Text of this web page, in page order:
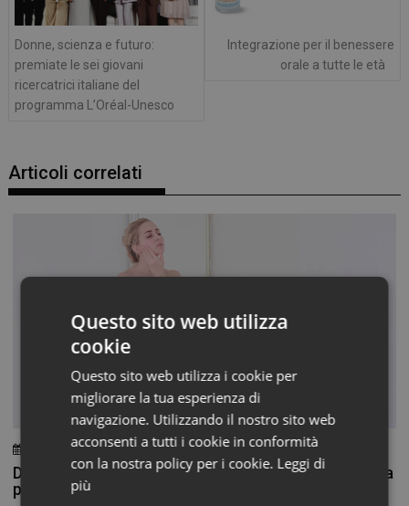
Donne, scienza e futuro:
premiate le sei giovani
ricercatrici italiane del
programma L’Oréal-Unesco
Integrazione per il benessere
orale a tutte le età
Articoli correlati
6 Agosto 2026 Chiara Verlato
Doposole, il beauty ritual che fa durare l’estate sulla
pelle
Questo sito web utilizza
cookie
Questo sito web utilizza i cookie per
migliorare la tua esperienza di
navigazione. Utilizzando il nostro sito web
acconsenti a tutti i cookie in conformità
con la nostra policy per i cookie. Leggi di
più